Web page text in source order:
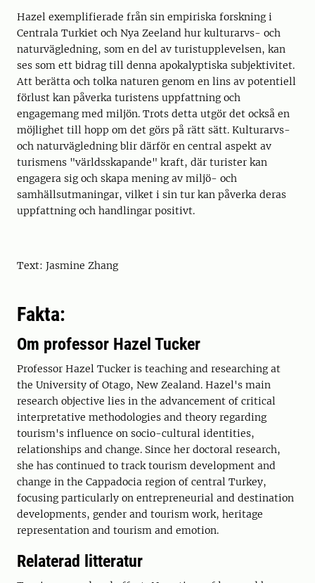
Hazel exemplifierade från sin empiriska forskning i
Centrala Turkiet och Nya Zeeland hur kulturarvs- och
naturvägledning, som en del av turistupplevelsen, kan
ses som ett bidrag till denna apokalyptiska subjektivitet.
Att berätta och tolka naturen genom en lins av potentiell
förlust kan påverka turistens uppfattning och
engagemang med miljön. Trots detta utgör det också en
möjlighet till hopp om det görs på rätt sätt. Kulturarvs-
och naturvägledning blir därför en central aspekt av
turismens "världsskapande" kraft, där turister kan
engagera sig och skapa mening av miljö- och
samhällsutmaningar, vilket i sin tur kan påverka deras
uppfattning och handlingar positivt.
Text: Jasmine Zhang
Fakta:
Om professor Hazel Tucker
Professor Hazel Tucker is teaching and researching at
the University of Otago, New Zealand. Hazel's main
research objective lies in the advancement of critical
interpretative methodologies and theory regarding
tourism's influence on socio-cultural identities,
relationships and change. Since her doctoral research,
she has continued to track tourism development and
change in the Cappadocia region of central Turkey,
focusing particularly on entrepreneurial and destination
developments, gender and tourism work, heritage
representation and tourism and emotion.
Relaterad litteratur